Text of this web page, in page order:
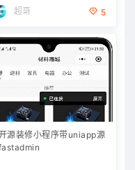
超哥 5
源装修小程序带uniapp源